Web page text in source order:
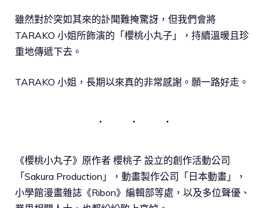
雖然對於突如其來的訃聞難掩驚訝，但我們會將
TARAKO 小姐所飾演的「櫻桃小丸子」，持續溫暖且珍
重地傳遞下去。
TARAKO 小姐，長期以來真的非常感謝。願一路好走。
《櫻桃小丸子》原作者 櫻桃子 設立的創作活動公司
「Sakura Production」，動畫製作公司「日本動畫」，
小學館漫畫雜誌《Ribon》編輯部等處，以及多位聲優、